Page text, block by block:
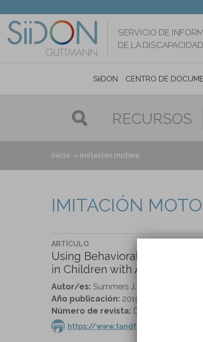
contenido
principal
SERVICIO DE
DE LA
SiiDON CENTRO DE
RECURSOS
Inicio imitación motora
IMITACIÓN
ARTÍCULO
Using Behavioral
in Children with Angelman
Autor/es: Summers J.
Año publicación: 2019
Número de revista: Developmental
https://www.tandfonline.com/doi/